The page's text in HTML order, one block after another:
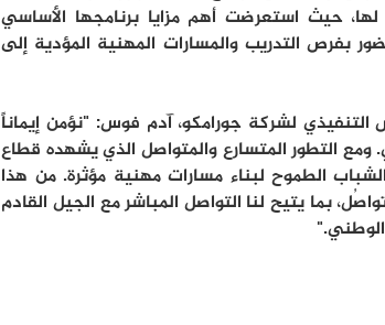
لها، حيث استعرضت أهم مزايا برنامجها الأساسي
بفرص التدريب والمسارات المهنية المؤدية إلى
لشركة جورامكو، آدم فوس: "نؤمن إيماناً
ومع التطور المتسارع والمتواصل الذي يشهده قطاع
الطموح لبناء مسارات مهنية مؤثرة. من هذا
بما يتيح لنا التواصل المباشر مع الجيل القادم